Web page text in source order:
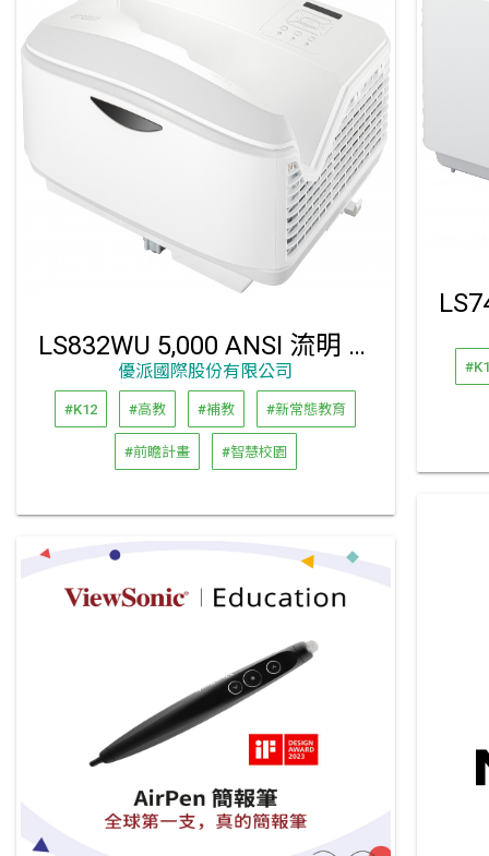
LS832WU 5,000 ANSI 流明 WUXGA 超短焦雷射投影機
優派國際股份有限公司
#K12 #高教 #補教 #新常態教育
#前瞻計畫 #智慧校園